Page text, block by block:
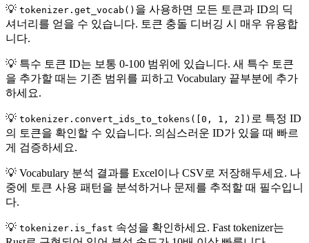
💡 tokenizer.get_vocab() 을 사용하면 모든 토큰과 ID의 딕
셔너리를 얻을 수 있습니다. 토큰 충돌 디버깅 시 매우 유용합
니다.
💡 특수 토큰 ID는 보통 0-100 범위에 있습니다. 새 특수 토큰
을 추가할 때는 기존 범위를 피하고 Vocabulary 끝부분에 추가
하세요.
💡 tokenizer.convert_ids_to_tokens([0, 1, 2]) 로 특정 ID
의 토큰을 확인할 수 있습니다. 의심스러운 ID가 있을 때 빠르
게 검증하세요.
💡 Vocabulary 분석 결과를 Excel이나 CSV로 저장해두세요. 나
중에 토큰 사용 패턴을 분석하거나 문제를 추적할 때 필수입니
다.
💡 tokenizer.is_fast 속성을 확인하세요. Fast tokenizer는